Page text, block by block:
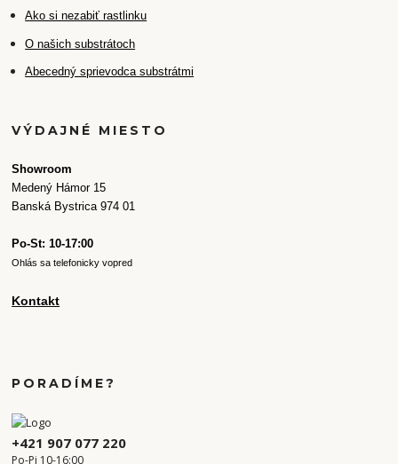
Ako si nezabiť rastlinku
O našich substrátoch
Abecedný sprievodca substrátmi
VÝDAJNÉ MIESTO
Showroom
Medený Hámor 15
Banská Bystrica 974 01
Po-St: 10-17:00
Ohlás sa telefonicky vopred
Kontakt
PORADÍME?
+421 907 077 220
Po-Pi 10-16:00